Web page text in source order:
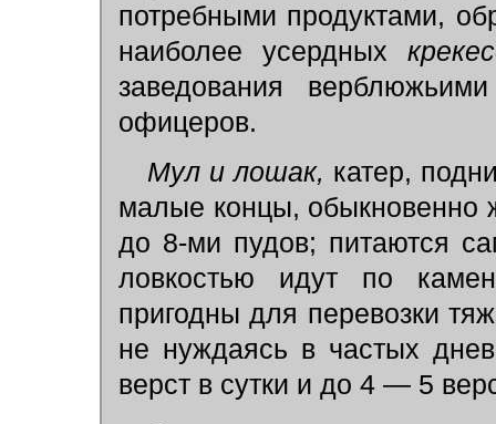
потребными продуктами,
наиболее усердных
заведования
офицеров.
Мул и лошак, катер,
малые концы, обыкновенно
до 8-ми пудов; питаются
ловкостью идут по
пригодны для перевозки
не нуждаясь в частых
верст в сутки и до 4 — 5